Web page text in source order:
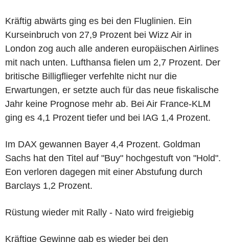
Kräftig abwärts ging es bei den Fluglinien. Ein
Kurseinbruch von 27,9 Prozent bei Wizz Air in
London zog auch alle anderen europäischen Airlines
mit nach unten. Lufthansa fielen um 2,7 Prozent. Der
britische Billigflieger verfehlte nicht nur die
Erwartungen, er setzte auch für das neue fiskalische
Jahr keine Prognose mehr ab. Bei Air France-KLM
ging es 4,1 Prozent tiefer und bei IAG 1,4 Prozent.
Im DAX gewannen Bayer 4,4 Prozent. Goldman
Sachs hat den Titel auf "Buy" hochgestuft von "Hold".
Eon verloren dagegen mit einer Abstufung durch
Barclays 1,2 Prozent.
Rüstung wieder mit Rally - Nato wird freigiebig
Kräftige Gewinne gab es wieder bei den